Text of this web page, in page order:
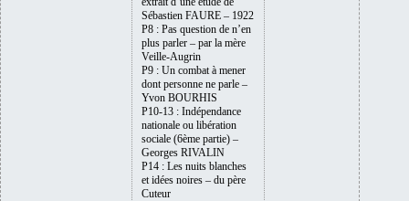
Sébastien FAURE – 1922
P8 : Pas question de n’en
plus parler – par la mère
Veille-Augrin
P9 : Un combat à mener
dont personne ne parle –
Yvon BOURHIS
P10-13 : Indépendance
nationale ou libération
sociale (6ème partie) –
Georges RIVALIN
P14 : Les nuits blanches
et idées noires – du père
Cuteur